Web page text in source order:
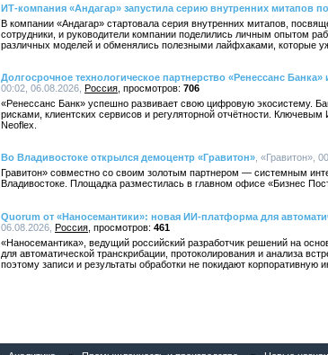
ИТ-компания «Андагар» запустила серию внутренних митапов
В компании «Андагар» стартовала серия внутренних митапов,
сотрудники, и руководители компании поделились личным опытом
различных моделей и обменялись полезными лайфхаками, которые
Долгосрочное технологическое партнерство «Ренессанс
00:02, 06.08.2026, Россия
706
«Ренессанс Банк» успешно развивает свою цифровую экосистему.
рисками, клиентских сервисов и регуляторной отчётности.
Neoflex.
Во Владивостоке открылся демоцентр «Гравитон» , «Гравитон»,
Гравитон» совместно со своим золотым партнером — системным
Владивостоке. Площадка разместилась в главном офисе «Бизнес
Quorum от «Наносемантики»: новая ИИ-платформа для
06.08.2026, Россия
461
«Наносемантика», ведущий российский разработчик решений на
для автоматической транскрибации, протоколирования и анализа
поэтому записи и результаты обработки не покидают корпоративную